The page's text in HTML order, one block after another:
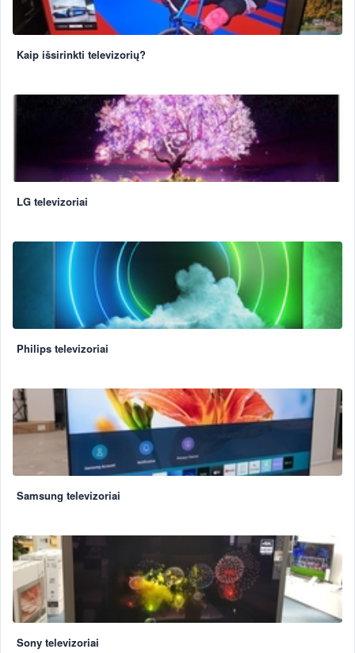
Kaip išsirinkti televizorių?
LG televizoriai
Philips televizoriai
Samsung televizoriai
Sony televizoriai